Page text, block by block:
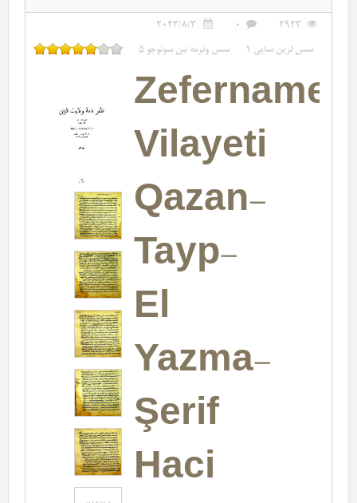
2923
0
2023/8/3
سس لرین سایی 1 سس وئرمه نین سونوجو 5
Vilayeti
Qazan-
Tayp-
El
Yazma-
Şerif
Haci